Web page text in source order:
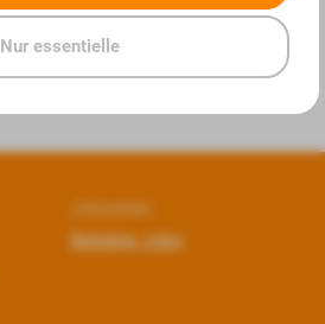
Jobseiten
Beliebte Jobs
Nur essentielle